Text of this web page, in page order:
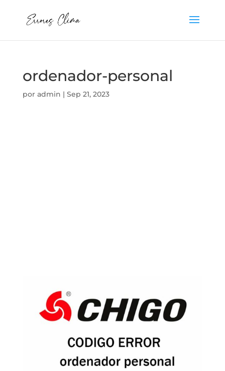
ordenador-personal
por admin | Sep 21, 2023